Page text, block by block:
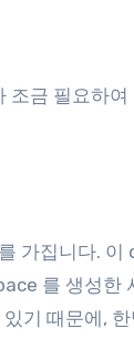
금 필요하여
가집니다. 이
를 생성한
기 때문에,